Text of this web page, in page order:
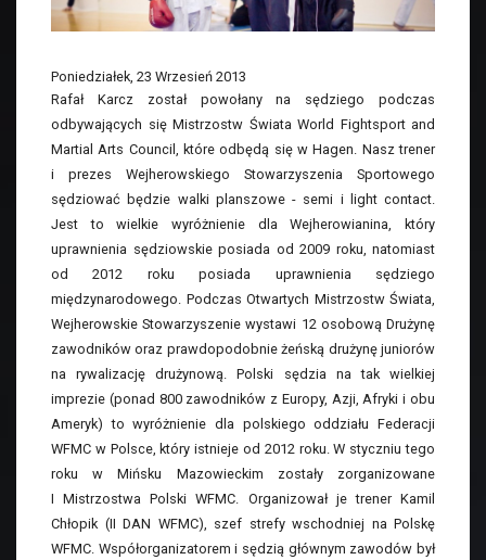
Poniedziałek, 23 Wrzesień 2013
Rafał Karcz został powołany na sędziego podczas
odbywających się Mistrzostw Świata World Fightsport and
Martial Arts Council, które odbędą się w Hagen. Nasz trener
i prezes Wejherowskiego Stowarzyszenia Sportowego
sędziować będzie walki planszowe - semi i light contact.
Jest to wielkie wyróżnienie dla Wejherowianina, który
uprawnienia sędziowskie posiada od 2009 roku, natomiast
od 2012 roku posiada uprawnienia sędziego
międzynarodowego. Podczas Otwartych Mistrzostw Świata,
Wejherowskie Stowarzyszenie wystawi 12 osobową Drużynę
zawodników oraz prawdopodobnie żeńską drużynę juniorów
na rywalizację drużynową. Polski sędzia na tak wielkiej
imprezie (ponad 800 zawodników z Europy, Azji, Afryki i obu
Ameryk) to wyróżnienie dla polskiego oddziału Federacji
WFMC w Polsce, który istnieje od 2012 roku. W styczniu tego
roku w Mińsku Mazowieckim zostały zorganizowane
I Mistrzostwa Polski WFMC. Organizował je trener Kamil
Chłopik (II DAN WFMC), szef strefy wschodniej na Polskę
WFMC. Współorganizatorem i sędzią głównym zawodów był